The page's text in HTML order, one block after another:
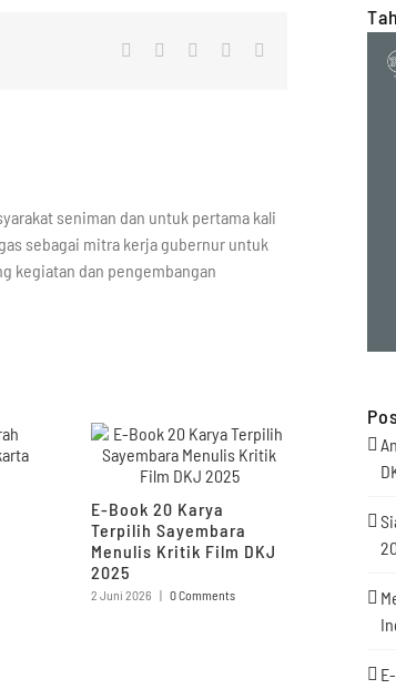
Facebook LinkedInWhatsApp
seniman dan untuk pertama kali
sebagai mitra kerja gubernur untuk
kegiatan dan pengembangan
E-Book 20 Karya
Terpilih Sayembara
Menulis Kritik Film DKJ
2025
2 Juni 2026 | 0 Comments